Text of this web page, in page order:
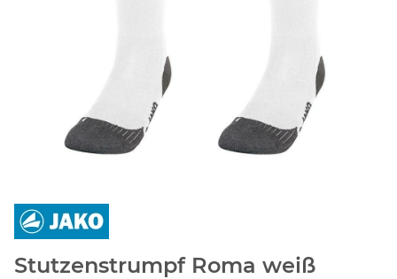
Stutzenstrumpf Roma weiß